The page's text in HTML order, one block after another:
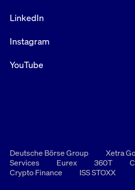
LinkedIn
Instagram
YouTube
Deutsche Börse Group Xetra
Services
Eurex 360T
Crypto Finance
ISS STOXX